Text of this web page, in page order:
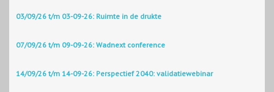
03/09/26 t/m 03-09-26: Ruimte in de drukte
07/09/26 t/m 09-09-26: Wadnext conference
14/09/26 t/m 14-09-26: Perspectief 2040: validatiewebinar